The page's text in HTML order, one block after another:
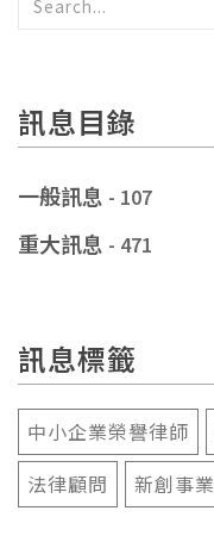
訊息目錄
一般訊息 - 107
重大訊息 - 471
訊息標籤
中小企業榮譽律師
法律顧問
新創事業